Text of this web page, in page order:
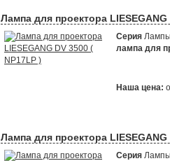
Лампа для проектора LIESEGANG
Серия
лампа для
Наша цена:
Лампа для проектора LIESEGANG
Серия